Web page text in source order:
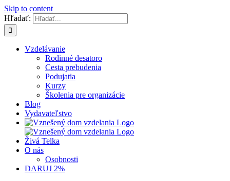
Skip to content
Hľadať:
Vzdelávanie
Rodinné desatoro
Cesta prebudenia
Podujatia
Kurzy
Školenia pre organizácie
Blog
Vydavateľstvo
Živá Telka
O nás
Osobnosti
DARUJ 2%